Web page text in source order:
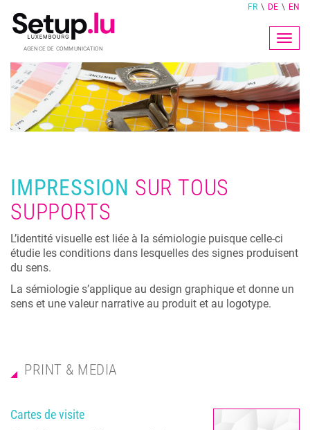
FR DE EN
IMPRESSION SUR TOUS
SUPPORTS
L’identité visuelle est liée à la sémiologie puisque celle-ci
étudie les conditions dans lesquelles des signes produisent
du sens.
La sémiologie s’applique au design graphique et donne un
sens et une valeur narrative au produit et au logotype.
PRINT & MEDIA
Cartes de visite